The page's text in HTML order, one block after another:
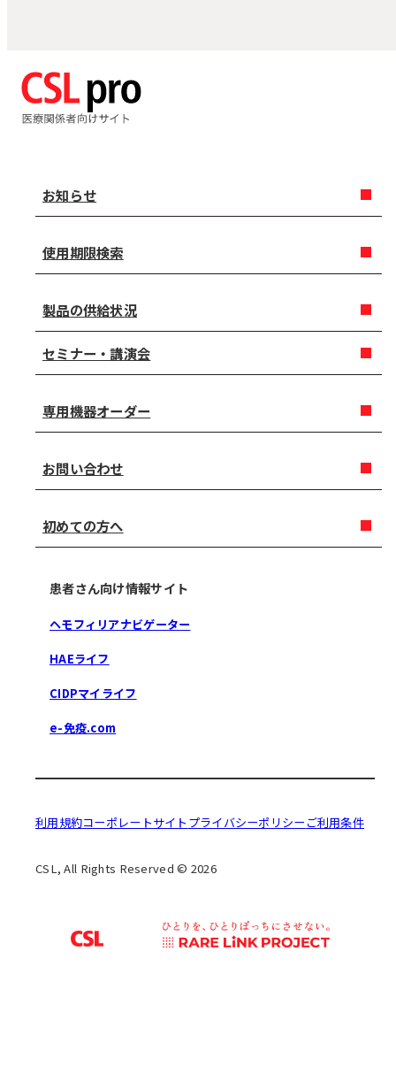
お知らせ
使用期限検索
製品の供給状況
セミナー・講演会
専用機器オーダー
お問い合わせ
初めての方へ
患者さん向け情報サイト
ヘモフィリアナビゲーター
HAEライフ
CIDPマイライフ
e-免疫.com
利用規約コーポレートサイト プライバシーポリシー ご利用条件
CSL, All Rights Reserved © 2026